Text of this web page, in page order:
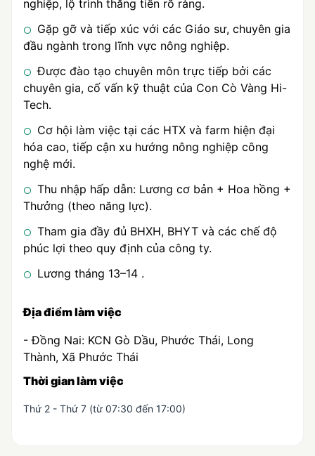
nghiệp, lộ trình thăng tiến rõ ràng.
Gặp gỡ và tiếp xúc với các Giáo sư, chuyên gia
đầu ngành trong lĩnh vực nông nghiệp.
Được đào tạo chuyên môn trực tiếp bởi các
chuyên gia, cố vấn kỹ thuật của Con Cò Vàng Hi-
Tech.
Cơ hội làm việc tại các HTX và farm hiện đại
hóa cao, tiếp cận xu hướng nông nghiệp công
nghệ mới.
Thu nhập hấp dẫn: Lương cơ bản + Hoa hồng +
Thưởng (theo năng lực).
Tham gia đầy đủ BHXH, BHYT và các chế độ
phúc lợi theo quy định của công ty.
Lương tháng 13–14 .
Địa điểm làm việc
- Đồng Nai: KCN Gò Dầu, Phước Thái, Long
Thành, Xã Phước Thái
Thời gian làm việc
Thứ 2 - Thứ 7 (từ 07:30 đến 17:00)